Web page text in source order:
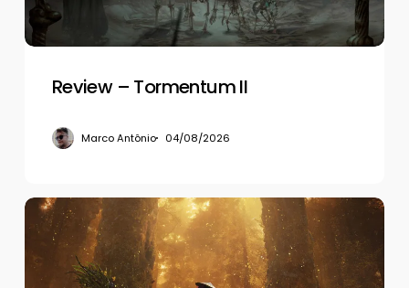
Review – Tormentum II
Marco Antônio 04/08/2026
Review
–
Beast